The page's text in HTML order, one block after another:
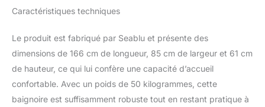
Caractéristiques techniques
Le produit est fabriqué par Seablu et présente des
dimensions de 166 cm de longueur, 85 cm de largeur et 61 cm
de hauteur, ce qui lui confère une capacité d’accueil
confortable. Avec un poids de 50 kilogrammes, cette
baignoire est suffisamment robuste tout en restant pratique à